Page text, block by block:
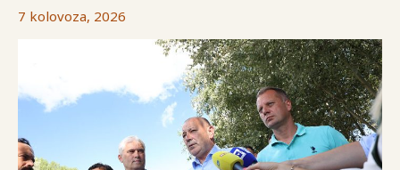
7 kolovoza, 2026